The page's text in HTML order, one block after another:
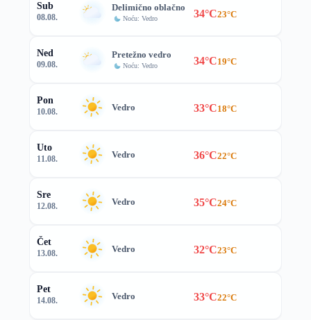
Sub
08.08.
Delimično oblačno
Noću: Vedro 34°C23°C
Ned
09.08.
Pretežno vedro
Noću: Vedro 34°C19°C
Pon
10.08. Vedro 33°C18°C
Uto
11.08. Vedro 36°C22°C
Sre
12.08. Vedro 35°C24°C
Čet
13.08. Vedro 32°C23°C
Pet
14.08. Vedro 33°C22°C